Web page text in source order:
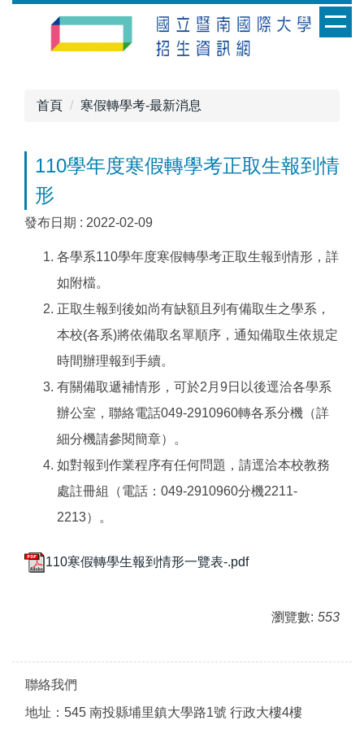
首頁 寒假轉學考-最新消息
110學年度寒假轉學考正取生報到情
形
發布日期 : 2022-02-09
各學系110學年度寒假轉學考正取生報到情形，詳
如附檔。
正取生報到後如尚有缺額且列有備取生之學系，
本校(各系)將依備取名單順序，通知備取生依規定
時間辦理報到手續。
有關備取遞補情形，可於2月9日以後逕洽各學系
辦公室，聯絡電話049-2910960轉各系分機（詳
細分機請參閱簡章）。
如對報到作業程序有任何問題，請逕洽本校教務
處註冊組（電話：049-2910960分機2211-
2213）。
110寒假轉學生報到情形一覽表-.pdf
瀏覽數: 553
聯絡我們
地址：545 南投縣埔里鎮大學路1號 行政大樓4樓